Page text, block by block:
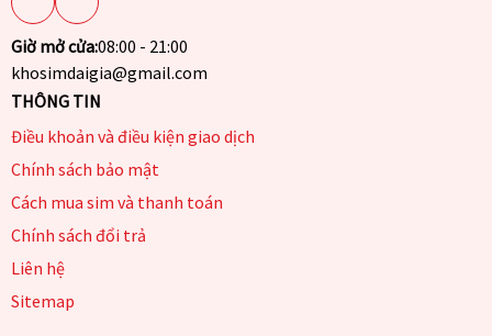
Giờ mở cửa:08:00 - 21:00
khosimdaigia@gmail.com
THÔNG TIN
Điều khoản và điều kiện giao dịch
Chính sách bảo mật
Cách mua sim và thanh toán
Chính sách đổi trả
Liên hệ
Sitemap